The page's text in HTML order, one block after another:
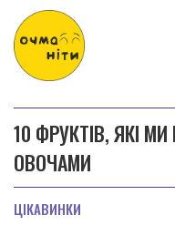
10 ФРУКТІВ, ЯКІ
ОВОЧАМИ
ЦІКАВИНКИ